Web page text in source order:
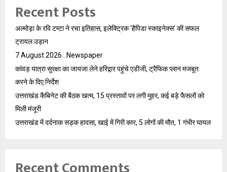
Recent Posts
अल्मोड़ा के रवि टम्टा ने रचा इतिहास, इलेक्ट्रिक ‘हैपिडा स्काइनेक्स’ की सफल
ट्रायल उड़ान
7 August 2026…Newspaper
कांवड़ यात्रा सुरक्षा का जायजा लेने हरिद्वार पहुंचे एडीजी, ट्रैफिक प्लान मजबूत
करने के दिए निर्देश
उत्तराखंड कैबिनेट की बैठक खत्म, 15 प्रस्तावों पर लगी मुहर, कई बड़े फैसलों को
मिली मंजूरी
उत्तराखंड में दर्दनाक सड़क हादसा, खाई में गिरी कार, 5 लोगों की मौत, 1 गंभीर घायल